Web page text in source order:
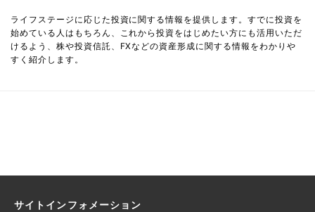
ライフステージに応じた投資に関する情報を提供します。すでに投資を
始めている人はもちろん、これから投資をはじめたい方にも活用いただ
けるよう、株や投資信託、FXなどの資産形成に関する情報をわかりや
すく紹介します。
サイトインフォメーション